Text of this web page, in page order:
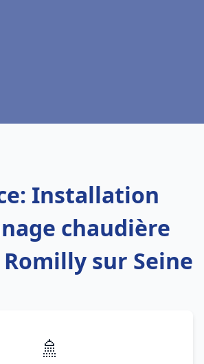
Installation
chaudière
sur Seine
🚿